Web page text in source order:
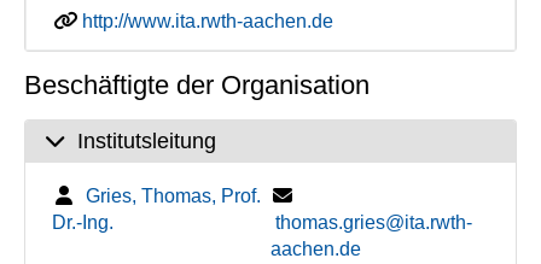
http://www.ita.rwth-aachen.de
Beschäftigte der Organisation
Institutsleitung
Gries, Thomas, Prof.
Dr.-Ing.
thomas.gries@ita.rwth-
aachen.de